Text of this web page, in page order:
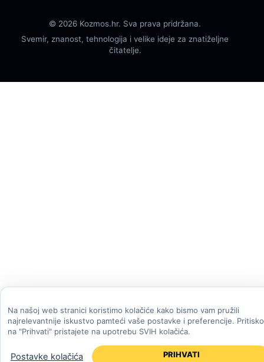
© 2026 Kozmos.hr. Sva prava pridržana.
Svemir, znanost, tehnologija i velike ideje za znatiželjne
čitatelje.
Na našoj web stranici koristimo kolačiće kako bismo vam pružili
najrelevantnije iskustvo pamteći vaše postavke i preferencije.
na "Prihvati" pristajete na upotrebu SVIH kolačića.
Postavke kolačića PRIHVATI